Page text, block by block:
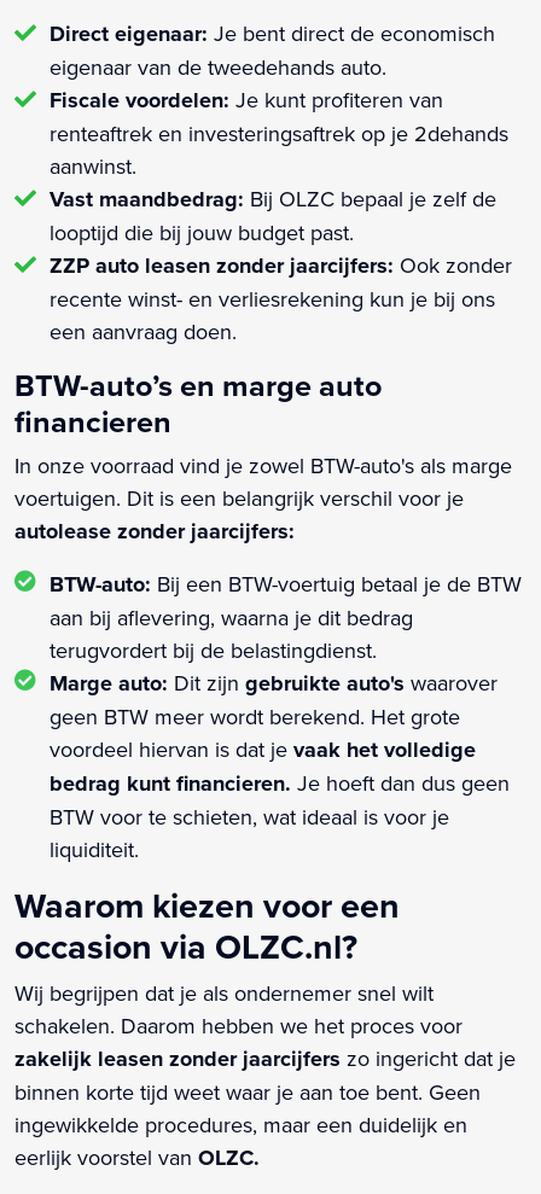
Direct eigenaar: Je bent direct de economisch
eigenaar van de tweedehands auto.
Fiscale voordelen: Je kunt profiteren van
renteaftrek en investeringsaftrek op je 2dehands
aanwinst.
Vast maandbedrag: Bij OLZC bepaal je zelf de
looptijd die bij jouw budget past.
ZZP auto leasen zonder jaarcijfers: Ook zonder
recente winst- en verliesrekening kun je bij ons
een aanvraag doen.
BTW-auto’s en marge auto
financieren
In onze voorraad vind je zowel BTW-auto's als marge
voertuigen. Dit is een belangrijk verschil voor je
autolease zonder jaarcijfers:
BTW-auto: Bij een BTW-voertuig betaal je de BTW
aan bij aflevering, waarna je dit bedrag
terugvordert bij de belastingdienst.
Marge auto: Dit zijn gebruikte auto's waarover
geen BTW meer wordt berekend. Het grote
voordeel hiervan is dat je vaak het volledige
bedrag kunt financieren. Je hoeft dan dus geen
BTW voor te schieten, wat ideaal is voor je
liquiditeit.
Waarom kiezen voor een
occasion via OLZC.nl?
Wij begrijpen dat je als ondernemer snel wilt
schakelen. Daarom hebben we het proces voor
zakelijk leasen zonder jaarcijfers zo ingericht dat je
binnen korte tijd weet waar je aan toe bent. Geen
ingewikkelde procedures, maar een duidelijk en
eerlijk voorstel van OLZC.